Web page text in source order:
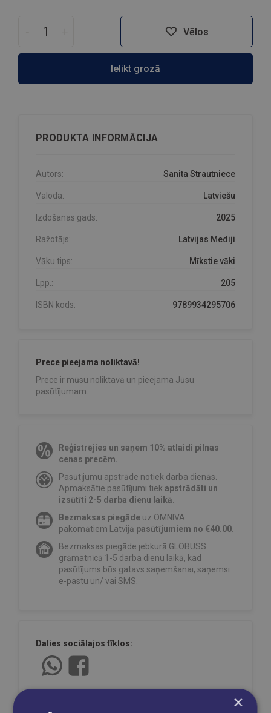
Vēlos
Ielikt grozā
PRODUKTA INFORMĀCIJA
Autors: Sanita Strautniece
Valoda: Latviešu
Izdošanas gads: 2025
Ražotājs: Latvijas Mediji
Vāku tips: Mīkstie vāki
Lpp.: 205
ISBN kods: 9789934295706
Prece pieejama noliktavā!
Prece ir mūsu noliktavā un pieejama Jūsu
pasūtījumam.
Reģistrējies un saņem 10% atlaidi pilnas
cenas precēm.
Pasūtījumu apstrāde notiek darba dienās.
Apmaksātie pasūtījumi tiek apstrādāti un
izsūtīti 2-5 darba dienu laikā.
Bezmaksas piegāde uz OMNIVA
pakomātiem Latvijā pasūtījumiem no €40.00.
Bezmaksas piegāde jebkurā GLOBUSS
grāmatnīcā 1-5 darba dienu laikā, kad
pasūtījums būs gatavs saņemšanai, saņemsi
e-pastu un/ vai SMS.
Dalies sociālajos tīklos:
×